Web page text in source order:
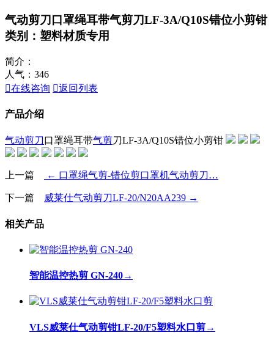
气动剪刀口罩绳耳带气剪刀LF-3A/Q10S错位小剪钳
类别：塑料材质专用
简介：
人气： 346
在线咨询 返回列表
产品介绍
气动剪刀口罩绳耳带气剪刀LF-3A/Q10S错位小剪钳
上一篇 ← 口罩绳气剪-错位剪口罩机气动剪刀…
下一篇 威莱仕气动剪刀LF-20/N20AA239 →
相关产品
智能温控热剪 GN-240→
VLS威莱仕气动剪钳LF-20/F5塑料水口剪→